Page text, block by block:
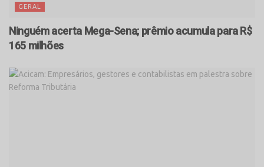
GERAL
Ninguém acerta Mega-Sena; prêmio acumula para R$
165 milhões